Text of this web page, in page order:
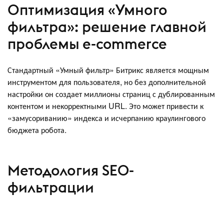
Оптимизация «Умного
фильтра»: решение главной
проблемы e-commerce
Стандартный «Умный фильтр» Битрикс является мощным
инструментом для пользователя, но без дополнительной
настройки он создает миллионы страниц с дублированным
контентом и некорректными URL. Это может привести к
«замусориванию» индекса и исчерпанию краулингового
бюджета робота.
Методология SEO-
фильтрации